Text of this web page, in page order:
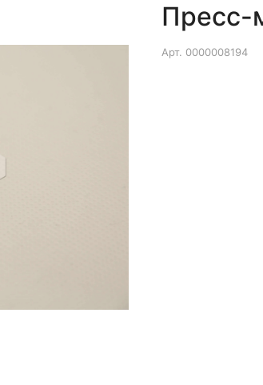
Пресс-
Арт. 0000008194